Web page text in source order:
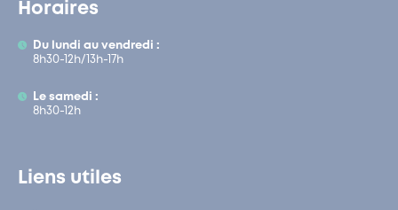
Horaires
Du lundi au vendredi :
8h30-12h/13h-17h
Le samedi :
8h30-12h
Liens utiles